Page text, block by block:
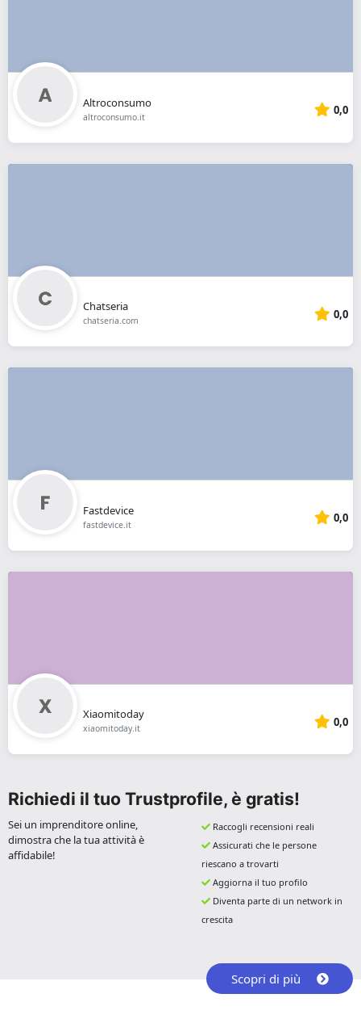
Altroconsumo
altroconsumo.it 0,0
Chatseria
chatseria.com 0,0
Fastdevice
fastdevice.it 0,0
Xiaomitoday
xiaomitoday.it 0,0
Richiedi il tuo Trustprofile, è gratis!
Sei un imprenditore online,
dimostra che la tua attività è
affidabile!
Raccogli recensioni reali
Assicurati che le persone
riescano a trovarti
Aggiorna il tuo profilo
Diventa parte di un network in
crescita
Scopri di più